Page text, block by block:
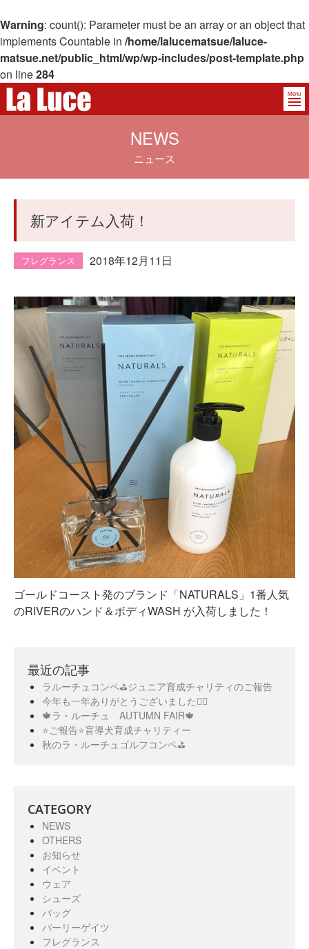
Warning: count(): Parameter must be an array or an object that
implements Countable in /home/lalucematsue/laluce-
matsue.net/public_html/wp/wp-includes/post-template.php
on line284
Menu
NEWS
ニュース
新アイテム入荷！
フレグランス 2018年12月11日
ゴールドコースト発のブランド「NATURALS」1番人気
のRIVERのハンド＆ボディWASH が入荷しました！
最近の記事
ラルーチュコンペ⛳️ジュニア育成チャリティのご報告
今年も一年ありがとうございました🙇‍♀️
🍁ラ・ルーチュ AUTUMN FAIR🍁
⭐️ご報告⭐️盲導犬育成チャリティー
秋のラ・ルーチュゴルフコンペ⛳️
CATEGORY
NEWS
OTHERS
お知らせ
イベント
ウェア
シューズ
バッグ
パーリーゲイツ
フレグランス